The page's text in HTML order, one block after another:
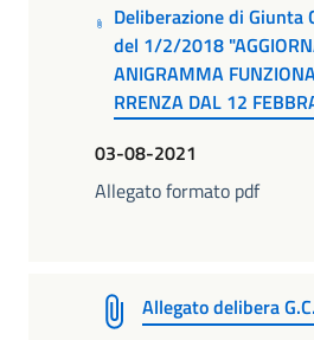
Deliberazione di Giunta
del 1/2/2018
ANIGRAMMA
RRENZA DAL 12
03-08-2021
Allegato formato pdf
Allegato delibera